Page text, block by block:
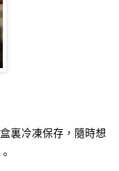
裏冷凍保存，隨時想